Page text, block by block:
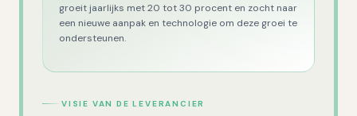
groeit jaarlijks met 20 tot 30 procent en zocht naar
een nieuwe aanpak en technologie om deze groei te
ondersteunen.
VISIE VAN DE LEVERANCIER